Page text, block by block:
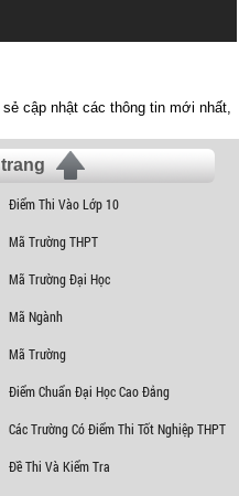
cập nhật các thông tin mới nhất,
Điểm Thi Vào Lớp 10
Mã Trường THPT
Mã Trường Đại Học
Mã Ngành
Mã Trường
Điểm Chuẩn Đại Học Cao Đẳng
Các Trường Có Điểm Thi Tốt Nghiệp THPT
Đề Thi Và Kiểm Tra